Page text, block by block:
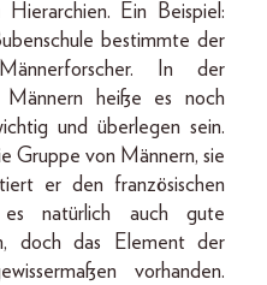
Ein Beispiel:
bestimmte der
In der
Männern heiße es noch
und überlegen sein.
Gruppe von Männern, sie
er den französischen
natürlich auch gute
doch das Element der
vorhanden.